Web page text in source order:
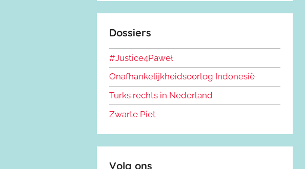
Dossiers
#Justice4Paweł
Onafhankelijkheidsoorlog Indonesië
Turks rechts in Nederland
Zwarte Piet
Volg ons